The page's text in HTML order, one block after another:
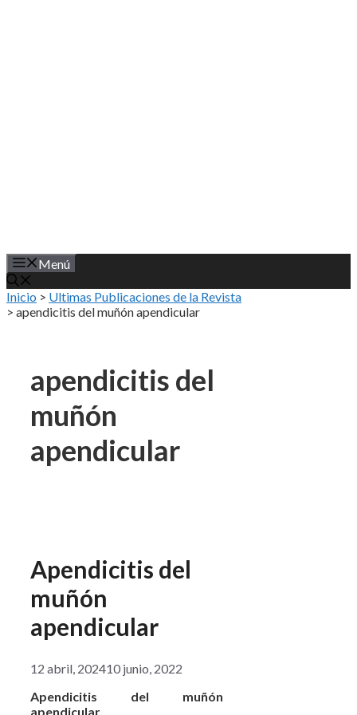
Menú
Inicio > Ultimas Publicaciones de la Revista
> apendicitis del muñón apendicular
apendicitis del
muñón
apendicular
Apendicitis del
muñón
apendicular
12 abril, 202410 junio, 2022
Apendicitis del muñón
apendicular